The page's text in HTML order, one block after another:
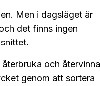
Men i dagsläget är
det finns ingen
och återvinna
genom att sortera